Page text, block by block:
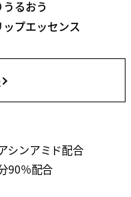
るおう
プエッセンス
シンアミド配合
90％配合